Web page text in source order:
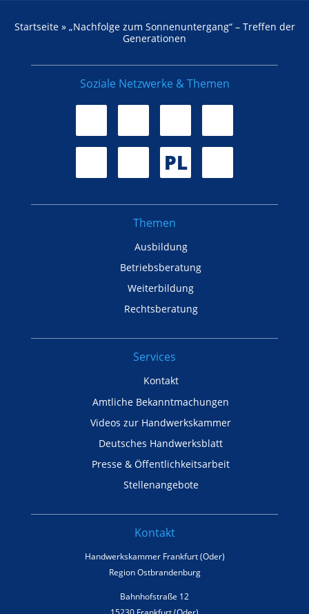
Startseite» „Nachfolge zum Sonnenuntergang“ – Treffen der
Generationen
Soziale Netzwerke & Themen
PL
Themen
Ausbildung
Betriebsberatung
Weiterbildung
Rechtsberatung
Services
Kontakt
Amtliche Bekanntmachungen
Videos zur Handwerkskammer
Deutsches Handwerksblatt
Presse & Öffentlichkeitsarbeit
Stellenangebote
Kontakt
Handwerkskammer Frankfurt (Oder)
Region Ostbrandenburg
Bahnhofstraße 12